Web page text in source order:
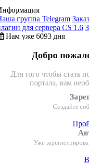
группа Telegram
для сервера CS 1.6
Нам уже 6093 дня
Добро
Для того чтобы стать
портала, вам
Создайте
Уже